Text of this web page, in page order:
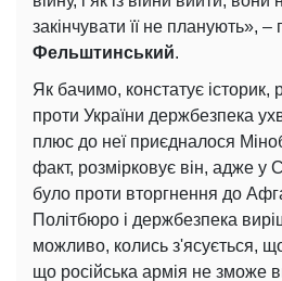
закінчувати її не планують»,
Фельштинський.
Як бачимо, констатує історик,
проти України держбезпека
плюс до неї приєдналося
факт, розмірковує він, адже
було проти вторгнення до
Політбюро і держбезпека
можливо, колись з'ясується,
що російська армія не зможе